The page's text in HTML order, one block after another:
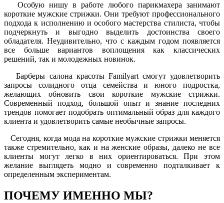
Особую нишу в работе любого парикмахера занимают
короткие мужские стрижки. Они требуют профессионального
подхода к исполнению и особого мастерства стилиста, чтобы
подчеркнуть и выгодно выделить достоинства своего
обладателя. Неудивительно, что с каждым годом появляется
все больше вариантов воплощения как классических
решений, так и молодежных новинок.
Барберы салона красоты Familyart смогут удовлетворить
запросы солидного отца семейства и юного подростка,
желающих обновить свои короткие мужские стрижки.
Современный подход, большой опыт и знание последних
трендов помогает подобрать оптимальный образ для каждого
клиента и удовлетворить самые необычные запросы.
Сегодня, когда мода на короткие мужские стрижки меняется
также стремительно, как и на женские образы, далеко не все
клиенты могут легко в них ориентироваться. При этом
желание выглядеть модно и современно подталкивает к
определенным экспериментам.
ПОЧЕМУ ИМЕННО МЫ?